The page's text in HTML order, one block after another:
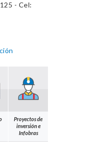
- Cel:
Proyectos de
inversión e
Infobras